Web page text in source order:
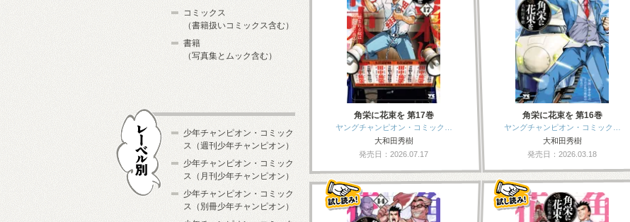
角栄に花束を 第17巻
ヤングチャンピオン・コミック…
大和田秀樹
発売日：2026.07.17
角栄に花束を 第16巻
ヤングチャンピオン・コミック…
大和田秀樹
発売日：2026.03.18
コミックス
（書籍扱いコミックス含む）
書籍
（写真集とムック含む）
少年チャンピオン・コミック
ス（週刊少年チャンピオン）
少年チャンピオン・コミック
ス（月刊少年チャンピオン）
少年チャンピオン・コミック
ス（別冊少年チャンピオン）